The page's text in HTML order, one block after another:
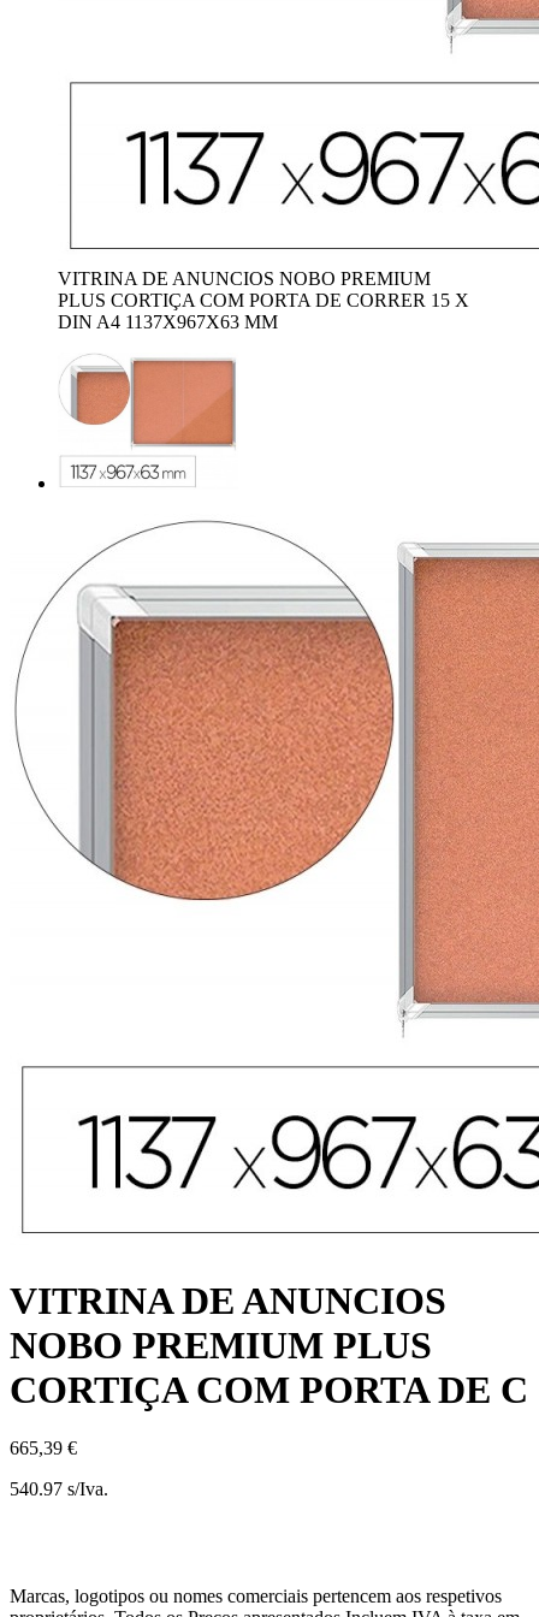
VITRINA DE ANUNCIOS NOBO PREMIUM
PLUS CORTIÇA COM PORTA DE CORRER 15 X
DIN A4 1137X967X63 MM
VITRINA DE ANUNCIOS
NOBO PREMIUM PLUS
CORTIÇA COM PORTA DE C
665,39 €
540.97 s/Iva.
Marcas, logotipos ou nomes comerciais pertencem aos respetivos